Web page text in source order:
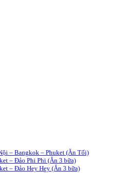
– Bangkok – Phuket (Ăn Tối)
– Đảo Phi Phi (Ăn 3 bữa)
– Đảo Hey Hey (Ăn 3 bữa)